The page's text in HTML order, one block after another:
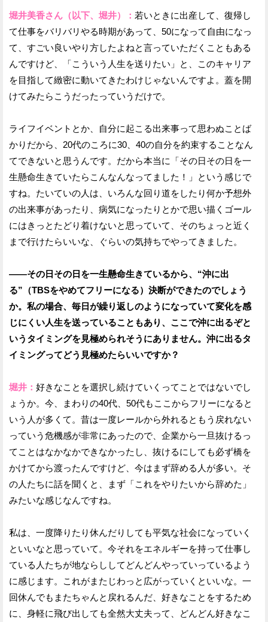
堀井美香さん（以下、堀井）： 若いときに出産して、復帰し
て仕事をバリバリやる時期があって、50になって自由になっ
て、すごい良いやり方したよねと言っていただくこともある
んですけど、「こういう人生を送りたい」と、このキャリア
を目指して緻密に動いてきたわけじゃないんですよ。蓋を開
けてみたらこうだったっていうだけで。
ライフイベントとか、自分に起こる出来事って思わぬことば
かりだから、20代のころに30、40の自分を約束することなん
てできないと思うんです。だから本当に「その日その日を一
生懸命生きていたらこんなんなってました！」という感じで
すね。たいていの人は、いろんな回り道をしたり何か予想外
の出来事があったり、病気になったりとかで思い描くゴール
にはきっとたどり着けないと思っていて、そのちょっと近く
まで行けたらいいな、ぐらいの気持ちでやってきました。
——その日その日を一生懸命生きているから、“沖に出
る”（TBSをやめてフリーになる）決断ができたのでしょう
か。私の場合、毎日が繰り返しのようになっていて変化を感
じにくい人生を送っていることもあり、ここで沖に出るぞと
いうタイミングを見極められそうにありません。沖に出るタ
イミングってどう見極めたらいいですか？
堀井： 好きなことを選択し続けていくってことではないでし
ょうか。今、まわりの40代、50代もここからフリーになると
いう人が多くて。昔は一度レールから外れるともう戻れない
っていう危機感が非常にあったので、企業から一旦抜けるっ
てことはなかなかできなかったし、抜けるにしても必ず橋を
かけてから渡ったんですけど、今はまず辞める人が多い。そ
の人たちに話を聞くと、まず「これをやりたいから辞めた」
みたいな感じなんですね。
私は、一度降りたり休んだりしても平気な社会になっていく
といいなと思っていて。今それをエネルギーを持って仕事し
ている人たちが地ならししてどんどんやっていっているよう
に感じます。これがまたじわっと広がっていくといいな。一
回休んでもまたちゃんと戻れるんだ、好きなことをするため
に、身軽に飛び出しても全然大丈夫って、どんどん好きなこ